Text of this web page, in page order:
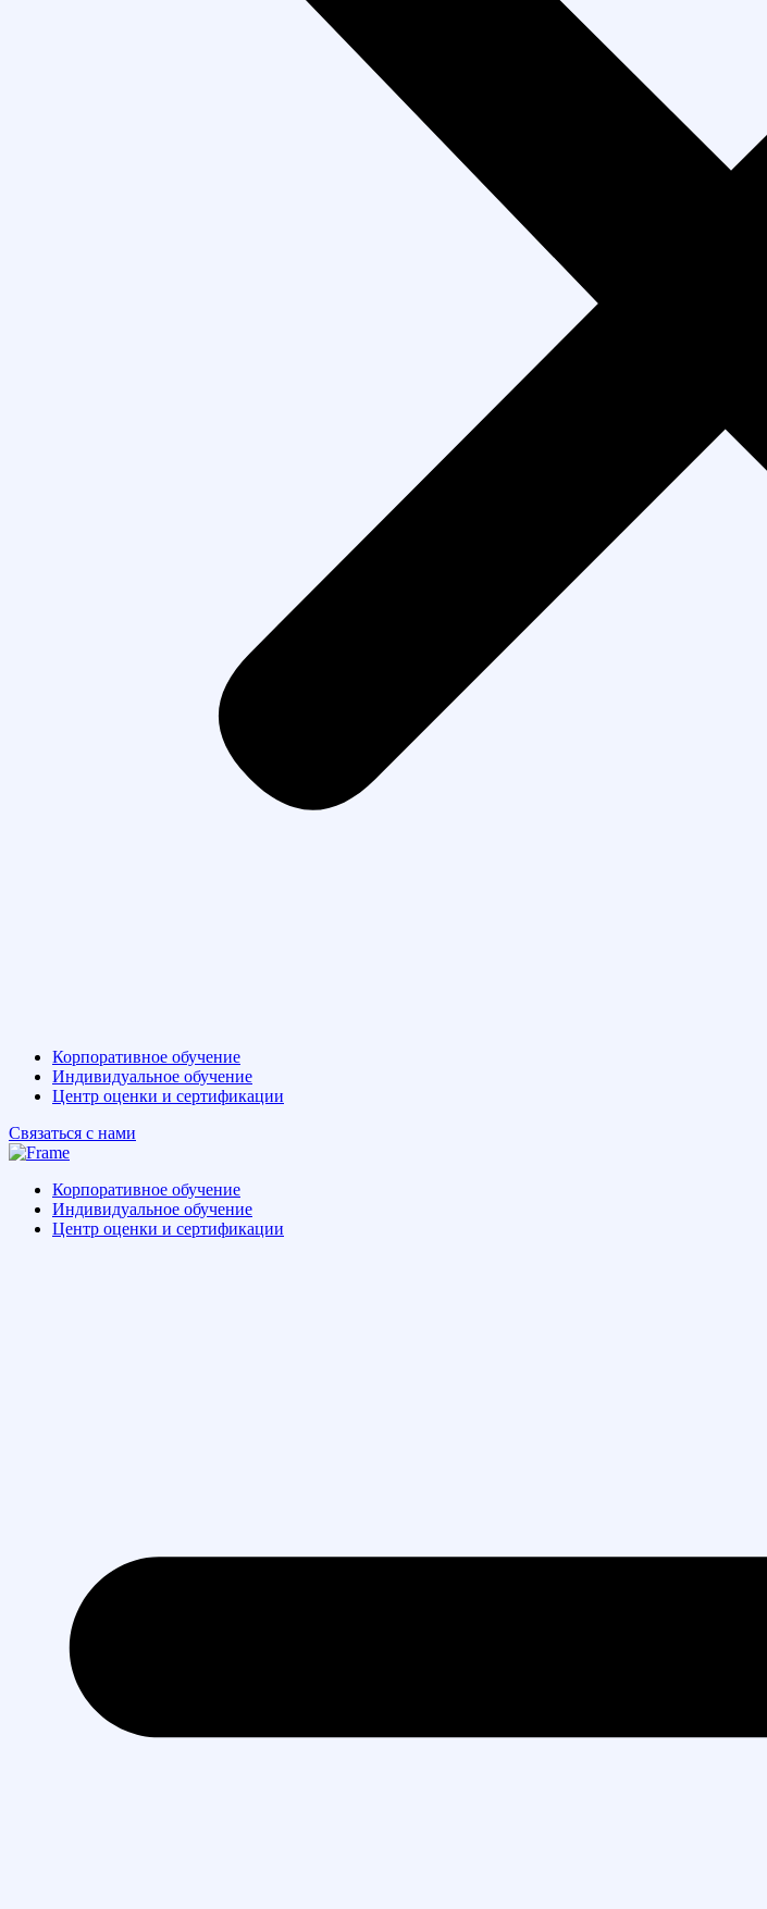
Корпоративное обучение
Индивидуальное обучение
Центр оценки и сертификации
Связаться с нами
Корпоративное обучение
Индивидуальное обучение
Центр оценки и сертификации